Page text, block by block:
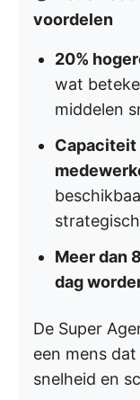
voordelen
20%
wat
middelen
Capaciteit
Meer dan
dag
De Super
een mens
snelheid en